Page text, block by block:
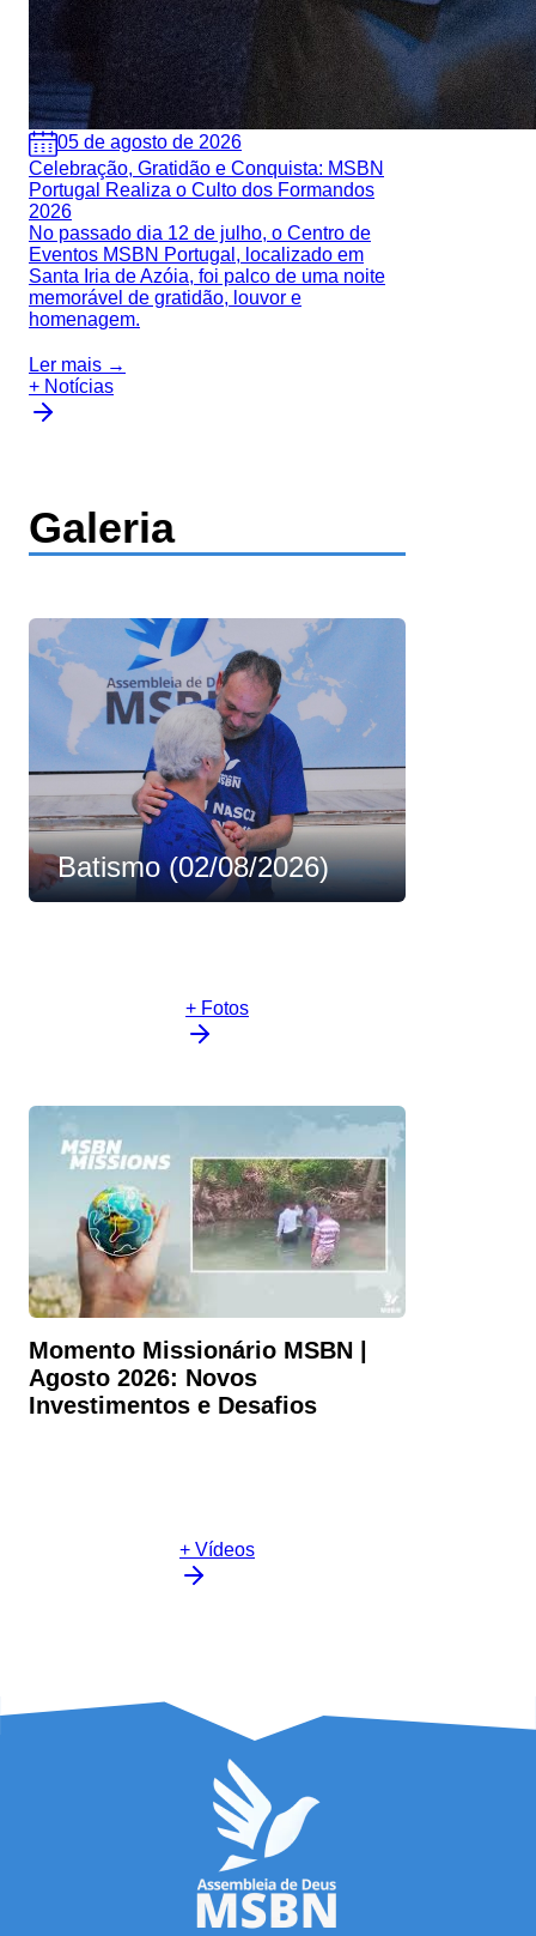
05 de agosto de 2026
Celebração, Gratidão e Conquista: MSBN
Portugal Realiza o Culto dos Formandos
2026
No passado dia 12 de julho, o Centro de
Eventos MSBN Portugal, localizado em
Santa Iria de Azóia, foi palco de uma noite
memorável de gratidão, louvor e
homenagem.
Ler mais →
+ Notícias
Galeria
Batismo (02/08/2026)
+ Fotos
Momento Missionário MSBN |
Agosto 2026: Novos
Investimentos e Desafios
+ Vídeos